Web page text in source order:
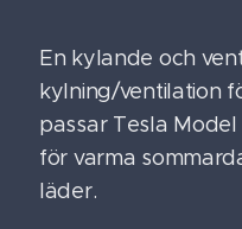
En kylande och
kylning/ventilation
passar Tesla
för varma
läder.